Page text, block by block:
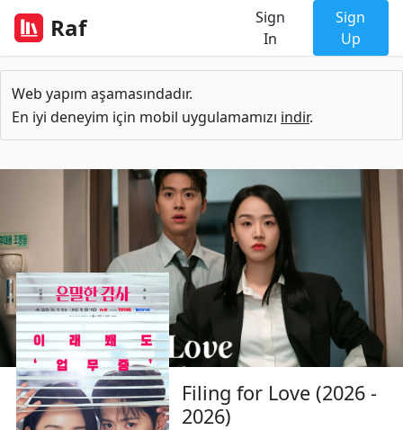
Raf
Sign
In
Sign
Up
Web yapım aşamasındadır.
En iyi deneyim için mobil uygulamamızı indir.
Filing for Love (2026 -
2026)